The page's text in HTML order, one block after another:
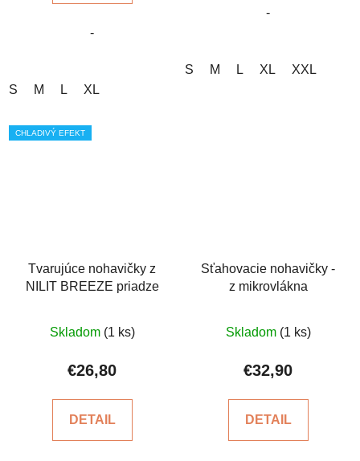
-
S M L XL
hviezdičiek.
-
S M L XL XXL
CHLADIVÝ EFEKT
Tvarujúce nohavičky z
NILIT BREEZE priadze
hodnotenie
produktu
z
Skladom (1 ks)
€26,80
DETAIL
Sťahovacie nohavičky -
z mikrovlákna
hodnotenie
produktu
z
Skladom (1 ks)
€32,90
DETAIL